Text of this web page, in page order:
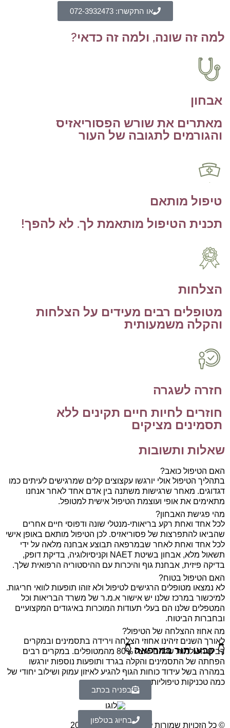
👇 קבעו תור במרפאה 👇
בפניה בכתב
בחיוג בטלפון
או התקשרו: 072-3932473
למה זה שונה, ולמה זה כדאי?
אבחון
מאתרים את שורש הפסוריאזיס
והגורמים לתגובה של העור
טיפול מותאם
תכנית הטיפול מותאמת לך. לא להפך!
הצלחות
מטופלים רבים מעידים על הצלחות
והקלה משמעותית
חזרה לשגרה
חוזרים לחיות חיים תקינים ללא
תסמינים מציקים
שאלות ותשובות
האם הטיפול כואב?
בתהליך הטיפול אולי יורגשו עקצוצים קלים שמרגישים לעיתים כמו
דגדוגים. מאחר שרגישות משתנה בין אדם אחד לאחר אנחנו
מתאימים את אופי ועוצמת הטיפול אישית למטופל.
מהי פגישת האבחון?
לכל אחד ואחת רקע בריאותי-מנטלי שונה ודפוסי חיים אחרים
שהביאו להתפרצות של פסוריאזיס. לכן הטיפול מותאם באופן אישי
לכל אחד ואחת לאחר שבמרפאה תבוצע אבחנה מלאה על ידי
תשאול מלא, אבחון בשיטת NAET וקניסיולוגיה, בדיקת דופק,
בדיקה פיזית, אבחנת גוף והיכרות עם ההיסטוריה הרפואית שלך.
האם הטיפול בטוח?
לא נמצאו מטופלים הרגישים לטיפול ולא זוהו תופעות לוואי חריגות.
למיכשור במרכז שלנו יש אישור א.מ.ר של משרד הבריאות וכל
המטפלים שלנו הם בעלי תעודות המוכרות באיגודים המקצועיים
ובחברות הביטוח.
מה אחוז ההצלחה של הטיפול?
לאורך השנים זיהינו אחוזי הצלחה וירידה בתסמינים ובמקרים
רבים היעלמות שלהם אצל 80% מהמטופלים. במקרים רבים
הפחתה של התסמינים והקלה בגרד ותופעות נוספות יורגשו
במהרה בשל עידוד כוחות הגוף להגיע לאיזון עמוק ושילוב יחודי של
כמה טכניקות טיפוליות במקביל.
© כל הזכויות שמורות לאופיר שגב פרימן 2020